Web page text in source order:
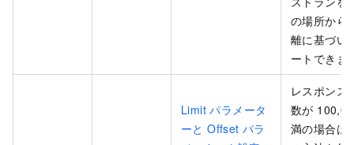
の場所から
離に基づい
ートできま
Limit パラメータ
ーと Offset パラ
レスポンス
数が
満の場合は